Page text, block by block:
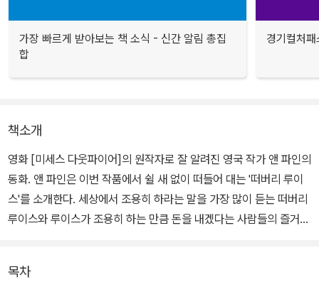
가장 빠르게 받아보는 책 소식 - 신간 알림 총집
합
경기컬처
책소개
영화 [미세스 다웃파이어]의 원작자로 잘 알려진 영국 작가 앤 파인의
동화. 앤 파인은 이번 작품에서 쉴 새 없이 떠들어 대는 '떠버리 루이
스'를 소개한다. 세상에서 조용히 하라는 말을 가장 많이 듣는 떠버리
루이스와 루이스가 조용히 하는 만큼 돈을 내겠다는 사람들의 즐거운
주인공 루이스는 자타 공인 떠버리다. 세상에서 조용히 하라는 말을
목차